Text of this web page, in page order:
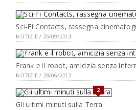
Sci-Fi Contacts, rassegna
NOTIZIE / 25/09/2013
Frank e il robot, amicizia senza
NOTIZIE / 28/06/2012
2
Gli ultimi minuti sulla Terra